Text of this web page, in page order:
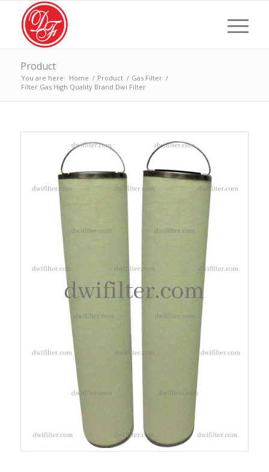
Product
You are here: Home / Product / Gas Filter /
Filter Gas High Quality Brand Dwi Filter